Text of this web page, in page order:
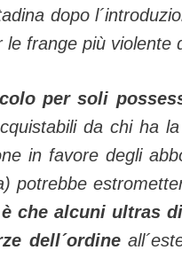
dopo
frange più violente
per soli
da chi ha
in favore degli
potrebbe
che alcuni ultras
dell´ordine